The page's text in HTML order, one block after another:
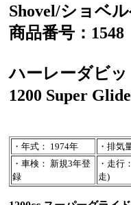
Shovel/ショベ
商品番号：1548
ハーレーダビ
1200 Super Glide
・年式： 1974年
・排気
・車検： 新規3年登
録
・走行
走)